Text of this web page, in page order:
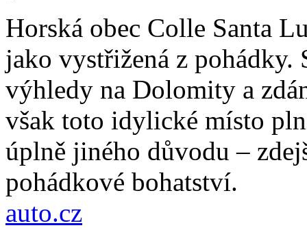
Horská obec Colle Santa
jako vystřižená z pohádky.
výhledy na Dolomity a
však toto idylické místo
úplně jiného důvodu –
pohádkové bohatství.
auto.cz